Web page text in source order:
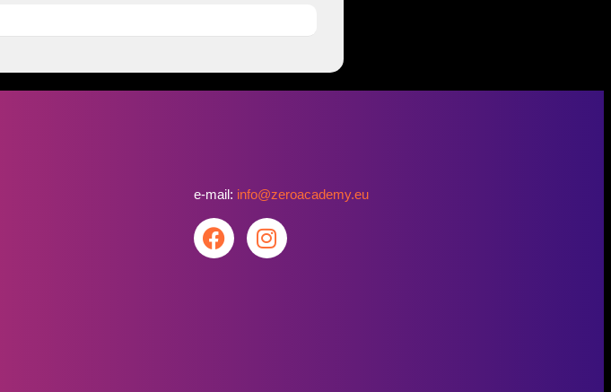
e-mail: info@zeroacademy.eu